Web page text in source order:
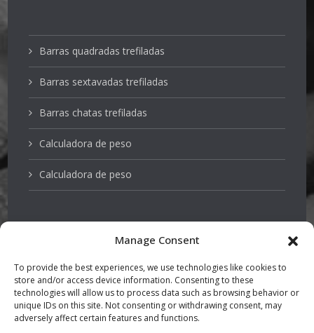
Manage Consent
To provide the best experiences, we use technologies like cookies to
store and/or access device information. Consenting to these
technologies will allow us to process data such as browsing behavior or
unique IDs on this site. Not consenting or withdrawing consent, may
adversely affect certain features and functions.
Barras quadradas trefiladas
Barras sextavadas trefiladas
Barras chatas trefiladas
Calculadora de peso
Calculadora de peso
Eixos da bomba
Aço endurecido e temperado